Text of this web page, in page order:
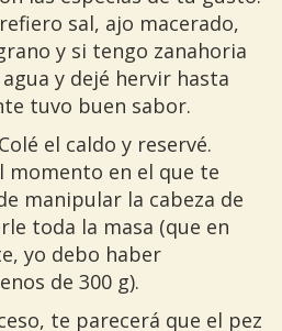
sal, ajo macerado,
y si tengo zanahoria
y dejé hervir hasta
tuvo buen sabor.
el caldo y reservé.
momento en el que te
manipular la cabeza de
toda la masa (que en
yo debo haber
de 300 g).
te parecerá que el pez